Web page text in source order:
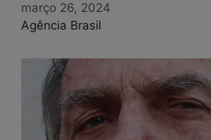
março 26, 2024
Agência Brasil